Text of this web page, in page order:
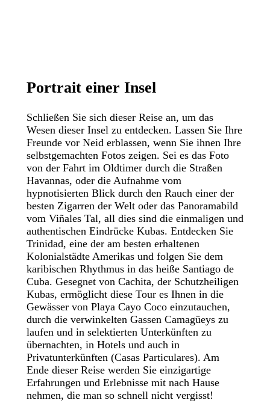
Portrait einer Insel
Schließen Sie sich dieser Reise an, um das
Wesen dieser Insel zu entdecken. Lassen Sie Ihre
Freunde vor Neid erblassen, wenn Sie ihnen Ihre
selbstgemachten Fotos zeigen. Sei es das Foto
von der Fahrt im Oldtimer durch die Straßen
Havannas, oder die Aufnahme vom
hypnotisierten Blick durch den Rauch einer der
besten Zigarren der Welt oder das Panoramabild
vom Viñales Tal, all dies sind die einmaligen und
authentischen Eindrücke Kubas. Entdecken Sie
Trinidad, eine der am besten erhaltenen
Kolonialstädte Amerikas und folgen Sie dem
karibischen Rhythmus in das heiße Santiago de
Cuba. Gesegnet von Cachita, der Schutzheiligen
Kubas, ermöglicht diese Tour es Ihnen in die
Gewässer von Playa Cayo Coco einzutauchen,
durch die verwinkelten Gassen Camagüeys zu
laufen und in selektierten Unterkünften zu
übernachten, in Hotels und auch in
Privatunterkünften (Casas Particulares). Am
Ende dieser Reise werden Sie einzigartige
Erfahrungen und Erlebnisse mit nach Hause
nehmen, die man so schnell nicht vergisst!